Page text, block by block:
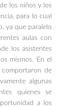
los niños y los
para lo cual
ya que paralelo
aulas con
los asistentes
mismos. En el
comportaron de
algunas
quienes se
a los